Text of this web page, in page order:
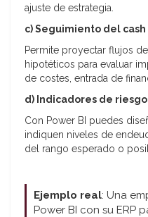
ajuste de estrategia.
c) Seguimiento del cash
Permite proyectar flujos
hipotéticos para evaluar
de costes, entrada de
d) Indicadores de
Con Power BI puedes
indiquen niveles de
del rango esperado o
Ejemplo real: Una
Power BI con su ERP